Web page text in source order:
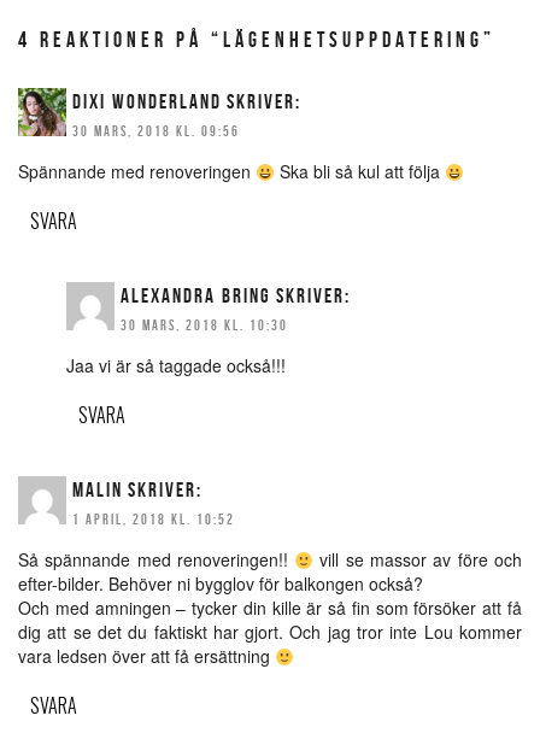
4 REAKTIONER PÅ “LÄGENHETSUPPDATERING”
DIXI WONDERLAND SKRIVER:
30 MARS, 2018 KL. 09:56
Spännande med renoveringen Ska bli så kul att följa
SVARA
ALEXANDRA BRING SKRIVER:
30 MARS, 2018 KL. 10:30
Jaa vi är så taggade också!!!
SVARA
MALIN SKRIVER:
1 APRIL, 2018 KL. 10:52
Så spännande med renoveringen!!
vill se massor av före och
efter-bilder. Behöver ni bygglov för balkongen också?
Och med amningen – tycker din kille är så fin som försöker att få
dig att se det du faktiskt har gjort. Och jag tror inte Lou kommer
vara ledsen över att få ersättning
SVARA